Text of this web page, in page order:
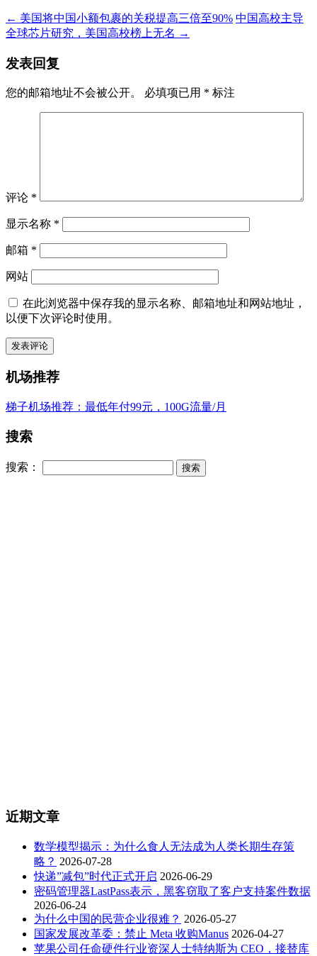
← 美国将中国小额包裹的关税提高三倍至90% 中国高校主导
全球芯片研究，美国高校榜上无名 →
发表回复
您的邮箱地址不会被公开。 必填项已用 * 标注
评论 *
显示名称 *
邮箱 *
网站
在此浏览器中保存我的显示名称、邮箱地址和网站地址，
以便下次评论时使用。
机场推荐
梯子机场推荐：最低年付99元，100G流量/月
搜索
搜索：
近期文章
数学模型揭示：为什么食人无法成为人类长期生存策
略？ 2026-07-28
快递”减包”时代正式开启 2026-06-29
密码管理器LastPass表示，黑客窃取了客户支持案件数据
2026-06-24
为什么中国的民营企业很难？ 2026-05-27
国家发展改革委：禁止 Meta 收购Manus 2026-04-27
苹果公司任命硬件行业资深人士特纳斯为 CEO，接替库